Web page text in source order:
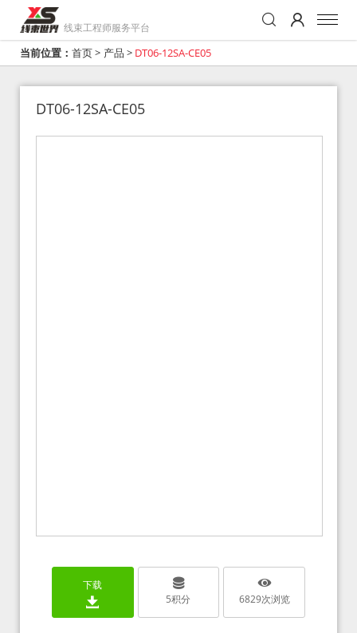
线束工程师服务平台
当前位置： 首页> 产品 > DT06-12SA-CE05
DT06-12SA-CE05
下载
5积分 6829次浏览